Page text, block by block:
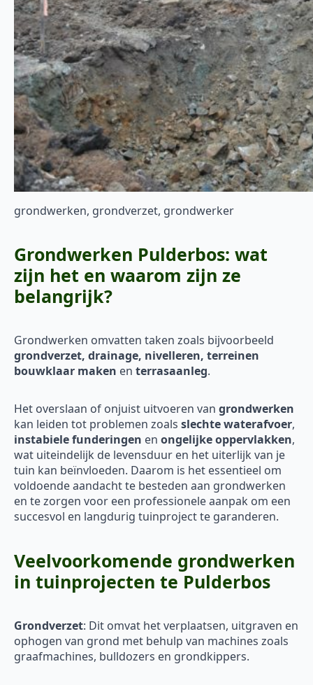
grondwerken, grondverzet, grondwerker
Grondwerken Pulderbos: wat
zijn het en waarom zijn ze
belangrijk?
Grondwerken omvatten taken zoals bijvoorbeeld
grondverzet, drainage, nivelleren, terreinen
bouwklaar maken en terrasaanleg.
Het overslaan of onjuist uitvoeren van grondwerken
kan leiden tot problemen zoals slechte waterafvoer,
instabiele funderingen en ongelijke oppervlakken,
wat uiteindelijk de levensduur en het uiterlijk van je
tuin kan beïnvloeden. Daarom is het essentieel om
voldoende aandacht te besteden aan grondwerken
en te zorgen voor een professionele aanpak om een
succesvol en langdurig tuinproject te garanderen.
Veelvoorkomende grondwerken
in tuinprojecten te Pulderbos
Grondverzet: Dit omvat het verplaatsen, uitgraven en
ophogen van grond met behulp van machines zoals
graafmachines, bulldozers en grondkippers.